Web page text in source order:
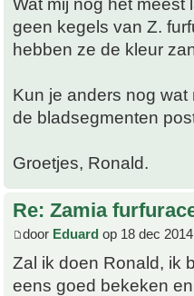
geen kegels van Z.
hebben ze de kleur
Kun je anders nog
de bladsegmenten
Groetjes, Ronald.
Re: Zamia
door Eduard op 18 dec
Zal ik doen Ronald, ik
eens goed bekeken